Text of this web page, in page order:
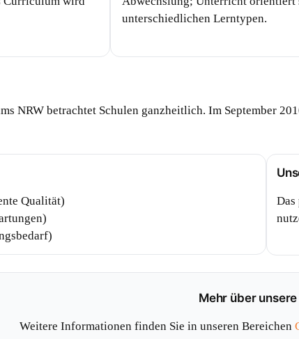
unterschiedlichen Lerntypen.
NRW betrachtet Schulen ganzheitlich. Im September
Qualität)
Das
Mehr über
Weitere Informationen finden Sie in unseren Bereichen